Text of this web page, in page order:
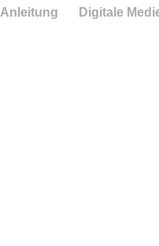
Anleitung Digitale